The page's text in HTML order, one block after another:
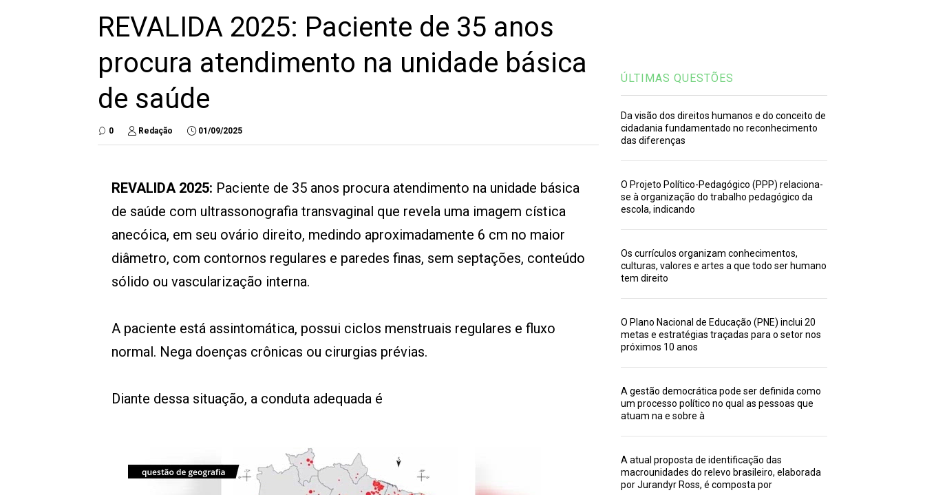
REVALIDA 2025: Paciente de 35 anos
procura atendimento na unidade básica
de saúde
0 Redação 01/09/2025
REVALIDA 2025: Paciente de 35 anos procura atendimento na unidade básica
de saúde com ultrassonografia transvaginal que revela uma imagem cística
anecóica, em seu ovário direito, medindo aproximadamente 6 cm no maior
diâmetro, com contornos regulares e paredes finas, sem septações, conteúdo
sólido ou vascularização interna.
A paciente está assintomática, possui ciclos menstruais regulares e fluxo
normal. Nega doenças crônicas ou cirurgias prévias.
Diante dessa situação, a conduta adequada é
ÚLTIMAS QUESTÕES
Da visão dos direitos humanos e do conceito de
cidadania fundamentado no reconhecimento
das diferenças
O Projeto Político-Pedagógico (PPP) relaciona-
se à organização do trabalho pedagógico da
escola, indicando
Os currículos organizam conhecimentos,
culturas, valores e artes a que todo ser humano
tem direito
O Plano Nacional de Educação (PNE) inclui 20
metas e estratégias traçadas para o setor nos
próximos 10 anos
A gestão democrática pode ser definida como
um processo político no qual as pessoas que
atuam na e sobre à
A atual proposta de identificação das
macrounidades do relevo brasileiro, elaborada
por Jurandyr Ross, é composta por